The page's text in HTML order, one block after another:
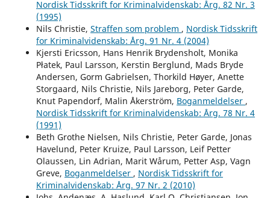
Nordisk Tidsskrift for Kriminalvidenskab: Årg. 82 Nr. 3
(1995)
Nils Christie, Straffen som problem , Nordisk Tidsskrift
for Kriminalvidenskab: Årg. 91 Nr. 4 (2004)
Kjersti Ericsson, Hans Henrik Brydensholt, Monika
Płatek, Paul Larsson, Kerstin Berglund, Mads Bryde
Andersen, Gorm Gabrielsen, Thorkild Høyer, Anette
Storgaard, Nils Christie, Nils Jareborg, Peter Garde,
Knut Papendorf, Malin Åkerström, Boganmeldelser ,
Nordisk Tidsskrift for Kriminalvidenskab: Årg. 78 Nr. 4
(1991)
Beth Grothe Nielsen, Nils Christie, Peter Garde, Jonas
Havelund, Peter Kruize, Paul Larsson, Leif Petter
Olaussen, Lin Adrian, Marit Wårum, Petter Asp, Vagn
Greve, Boganmeldelser , Nordisk Tidsskrift for
Kriminalvidenskab: Årg. 97 Nr. 2 (2010)